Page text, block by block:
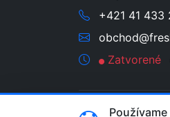
+421 41 433
Zatvorené